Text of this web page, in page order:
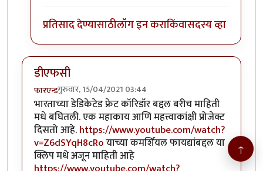
प्रतिसाद देण्यासाठीलॉग इन कराकिंवासदस्य व्हा
डीएफसी
फारएन्डगुरुवार, 15/04/2021 03:44
भारताच्या डेडिकेटेड फ्रेट कॉरिडॉर बद्दल बरीच माहिती
मधे बघितली. एक महाकाय आणि महत्त्वाकांक्षी प्रोजेक्ट
दिसतो आहे.https://www.youtube.com/watch?
v=Z6dSYqH8cRoयाच्या कमर्शियल फायद्यांबद्दल या
क्लिप मधे अजून माहिती आहे ↑